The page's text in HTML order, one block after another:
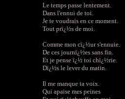
Le temps passe lentement.
Dans l'ennui de toi.
Je te voudrais en ce moment.
Tout prï¿½s de moi.
Comme mon cï¿½ur s'ennuie.
De ces journï¿½es sans fin.
Et je pense ï¿½ toi chï¿½rie.
Dï¿½s le lever du matin.
Il me manque ta voix.
Qui apaise mes peines